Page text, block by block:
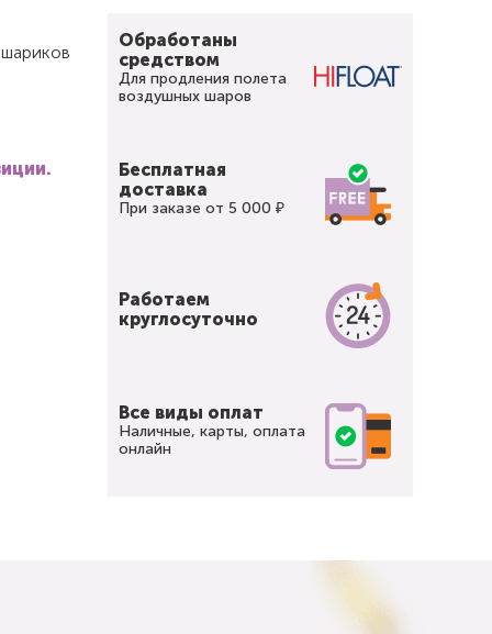
Обработаны
средством
Для продления полета
воздушных шаров
Бесплатная
доставка
При заказе от 5 000 ₽
Работаем
круглосуточно
Все виды оплат
Наличные, карты, оплата
онлайн